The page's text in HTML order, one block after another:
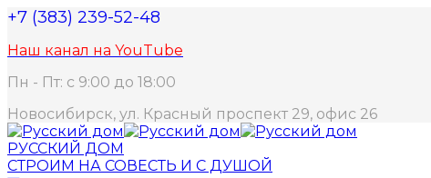
+7 (383) 239-52-48
Наш канал на YouTube
Пн - Пт: с 9:00 до 18:00
Новосибирск, ул. Красный проспект 29, офис 26
РУССКИЙ ДОМ
СТРОИМ НА СОВЕСТЬ И С ДУШОЙ